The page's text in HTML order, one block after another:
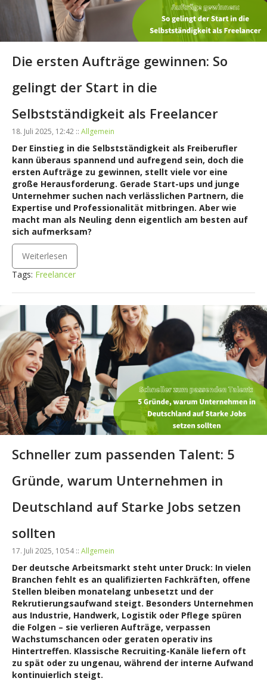
Die ersten Aufträge gewinnen: So
gelingt der Start in die
Selbstständigkeit als Freelancer
18. Juli 2025, 12:42 :: Allgemein
Der Einstieg in die Selbstständigkeit als Freiberufler
kann überaus spannend und aufregend sein, doch die
ersten Aufträge zu gewinnen, stellt viele vor eine
große Herausforderung. Gerade Start-ups und junge
Unternehmer suchen nach verlässlichen Partnern, die
Expertise und Professionalität mitbringen. Aber wie
macht man als Neuling denn eigentlich am besten auf
sich aufmerksam?
Weiterlesen
Tags: Freelancer
Schneller zum passenden Talent: 5
Gründe, warum Unternehmen in
Deutschland auf Starke Jobs setzen
sollten
17. Juli 2025, 10:54 :: Allgemein
Der deutsche Arbeitsmarkt steht unter Druck: In vielen
Branchen fehlt es an qualifizierten Fachkräften, offene
Stellen bleiben monatelang unbesetzt und der
Rekrutierungsaufwand steigt. Besonders Unternehmen
aus Industrie, Handwerk, Logistik oder Pflege spüren
die Folgen – sie verlieren Aufträge, verpassen
Wachstumschancen oder geraten operativ ins
Hintertreffen. Klassische Recruiting-Kanäle liefern oft
zu spät oder zu ungenau, während der interne Aufwand
kontinuierlich steigt.